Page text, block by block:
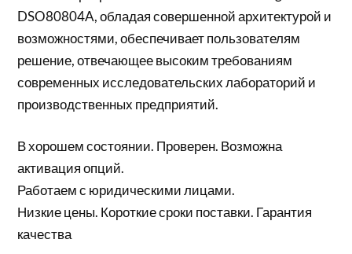
DSO80804A, обладая совершенной архитектурой и
возможностями, обеспечивает пользователям
решение, отвечающее высоким требованиям
современных исследовательских лабораторий и
производственных предприятий.
В хорошем состоянии. Проверен. Возможна
активация опций.
Работаем с юридическими лицами.
Низкие цены. Короткие сроки поставки. Гарантия
качества